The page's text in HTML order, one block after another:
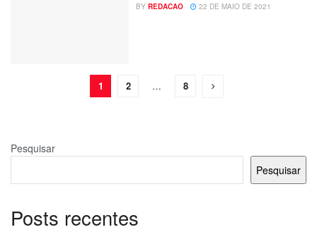
BY REDACAO 22 DE MAIO DE 2021
1 2 … 8
Pesquisar
Pesquisar
Posts recentes